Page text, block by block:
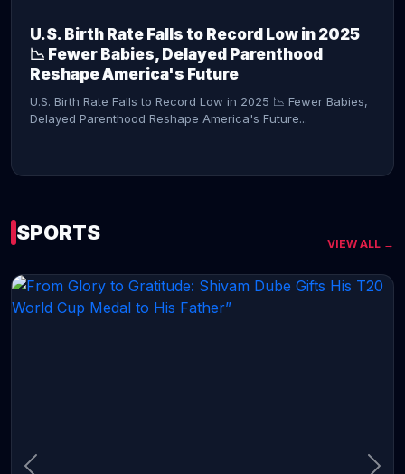
U.S. Birth Rate Falls to Record Low in 2025
📉 Fewer Babies, Delayed Parenthood
Reshape America's Future
U.S. Birth Rate Falls to Record Low in 2025 📉 Fewer Babies,
Delayed Parenthood Reshape America's Future...
SPORTS VIEW ALL →